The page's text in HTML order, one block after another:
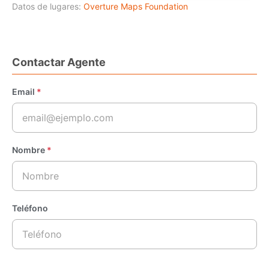
Datos de lugares: Overture Maps Foundation
Contactar Agente
Email *
Nombre *
Teléfono